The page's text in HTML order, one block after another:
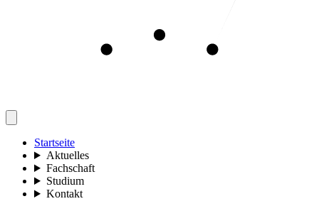
Startseite
Aktuelles
Fachschaft
Studium
Kontakt